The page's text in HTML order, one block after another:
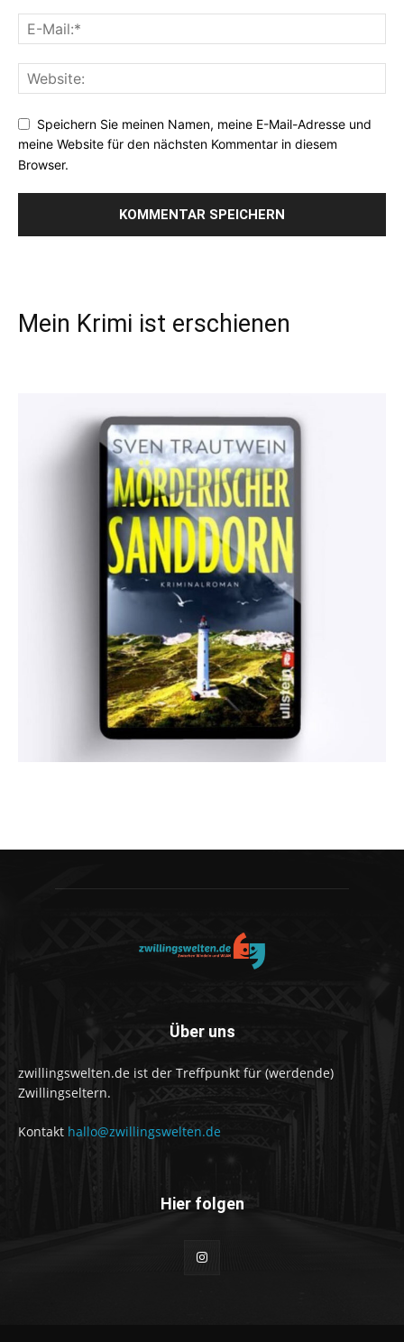
Speichern Sie meinen Namen, meine E-Mail-Adresse und
meine Website für den nächsten Kommentar in diesem
Browser.
Mein Krimi ist erschienen
Über uns
zwillingswelten.de ist der Treffpunkt für (werdende)
Zwillingseltern.
Kontakt hallo@zwillingswelten.de
Hier folgen